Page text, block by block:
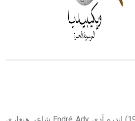
وهو أحمر أو شديد الحمرة وهو
الحجم ويسمى الش
فرنسية اللفظ تم اعتمادها مصطلحاً